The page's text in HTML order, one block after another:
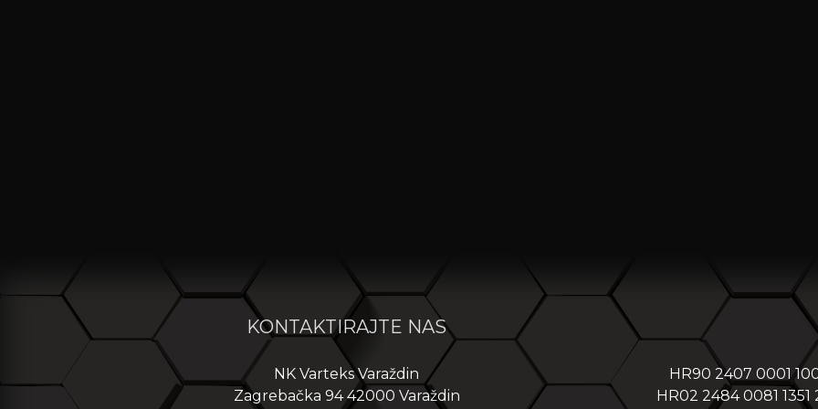
KONTAKTIRAJTE NAS
NK Varteks Varaždin
Zagrebačka 94 42000 Varaždin
HR90 2407 0001
HR02 2484 0081 1351